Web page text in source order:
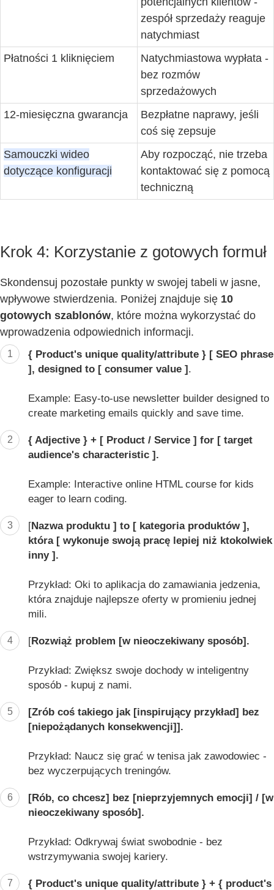
zespół sprzedaży reaguje
natychmiast
Płatności 1 kliknięciem
Natychmiastowa wypłata -
bez rozmów
sprzedażowych
12-miesięczna gwarancja
Bezpłatne naprawy, jeśli
coś się zepsuje
Samouczki wideo
dotyczące konfiguracji
Aby rozpocząć, nie trzeba
kontaktować się z pomocą
techniczną
Krok 4: Korzystanie z gotowych formuł
Skondensuj pozostałe punkty w swojej tabeli w jasne,
wpływowe stwierdzenia. Poniżej znajduje się 10
gotowych szablonów, które można wykorzystać do
wprowadzenia odpowiednich informacji.
1
{ Product's unique quality/attribute } [ SEO phrase
], designed to [ consumer value ].
Example: Easy-to-use newsletter builder designed to
create marketing emails quickly and save time.
2
{ Adjective } + [ Product / Service ] for [ target
audience's characteristic ].
Example: Interactive online HTML course for kids
eager to learn coding.
3 [Nazwa produktu ] to [ kategoria produktów ],
która [ wykonuje swoją pracę lepiej niż ktokolwiek
inny ].
Przykład: Oki to aplikacja do zamawiania jedzenia,
która znajduje najlepsze oferty w promieniu jednej
mili.
4 [Rozwiąż problem [w nieoczekiwany sposób].
Przykład: Zwiększ swoje dochody w inteligentny
sposób - kupuj z nami.
5
[Zrób coś takiego jak [inspirujący przykład] bez
[niepożądanych konsekwencji]].
Przykład: Naucz się grać w tenisa jak zawodowiec -
bez wyczerpujących treningów.
6
[Rób, co chcesz] bez [nieprzyjemnych emocji] / [w
nieoczekiwany sposób].
Przykład: Odkrywaj świat swobodnie - bez
wstrzymywania swojej kariery.
7
{ Product's unique quality/attribute } + { product's